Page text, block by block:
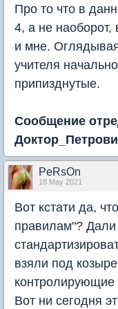
Про то что в
4, а не наоборот,
и мне.
учителя
припизднутые.
Сообщение
PeRsOn
18 May 2021
Вот кстати да,
правилам"? Дали
взяли под
контролирующие
Вот ни сегодня